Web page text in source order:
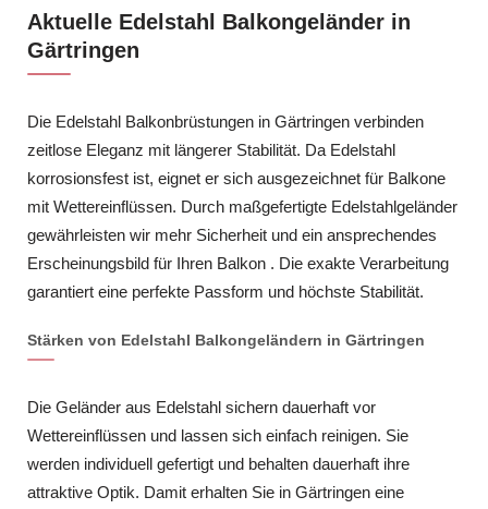
Aktuelle Edelstahl Balkongeländer in
Gärtringen
Die Edelstahl Balkonbrüstungen in Gärtringen verbinden
zeitlose Eleganz mit längerer Stabilität. Da Edelstahl
korrosionsfest ist, eignet er sich ausgezeichnet für Balkone
mit Wettereinflüssen. Durch maßgefertigte Edelstahlgeländer
gewährleisten wir mehr Sicherheit und ein ansprechendes
Erscheinungsbild für Ihren Balkon . Die exakte Verarbeitung
garantiert eine perfekte Passform und höchste Stabilität.
Stärken von Edelstahl Balkongeländern in Gärtringen
Die Geländer aus Edelstahl sichern dauerhaft vor
Wettereinflüssen und lassen sich einfach reinigen. Sie
werden individuell gefertigt und behalten dauerhaft ihre
attraktive Optik. Damit erhalten Sie in Gärtringen eine